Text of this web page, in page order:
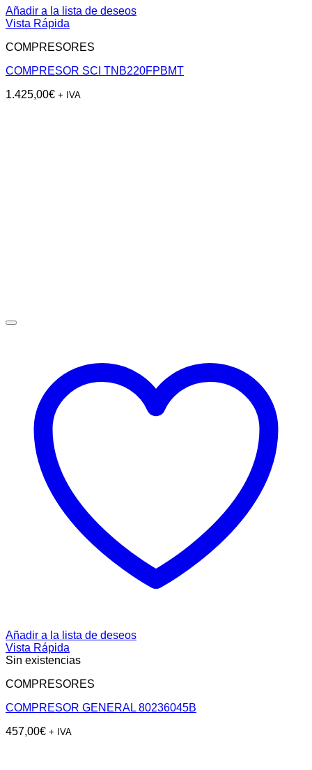
Añadir a la lista de deseos
Vista Rápida
COMPRESORES
COMPRESOR SCI TNB220FPBMT
1.425,00€ + IVA
Añadir a la lista de deseos
Vista Rápida
Sin existencias
COMPRESORES
COMPRESOR GENERAL 80236045B
457,00€ + IVA